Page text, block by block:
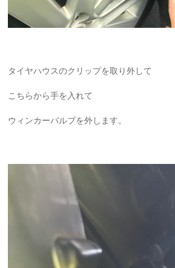
タイヤハウスのクリップを取り外して
こちらから手を入れて
ウィンカーバルブを外します。